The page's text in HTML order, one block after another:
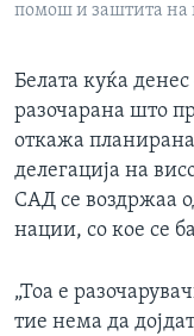
помош и заштита на
Белата куќа
разочарана што
откажа
делегација на
САД се воздржаа
нации, со кое се
„Тоа е
тие нема да